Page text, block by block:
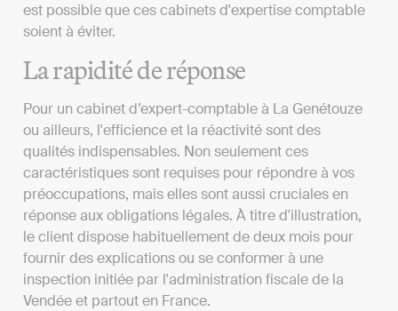
est possible que ces cabinets d'expertise comptable
soient à éviter.
La rapidité de réponse
Pour un cabinet d’expert-comptable à La Genétouze
ou ailleurs, l'efficience et la réactivité sont des
qualités indispensables. Non seulement ces
caractéristiques sont requises pour répondre à vos
préoccupations, mais elles sont aussi cruciales en
réponse aux obligations légales. À titre d'illustration,
le client dispose habituellement de deux mois pour
fournir des explications ou se conformer à une
inspection initiée par l'administration fiscale de la
Vendée et partout en France.